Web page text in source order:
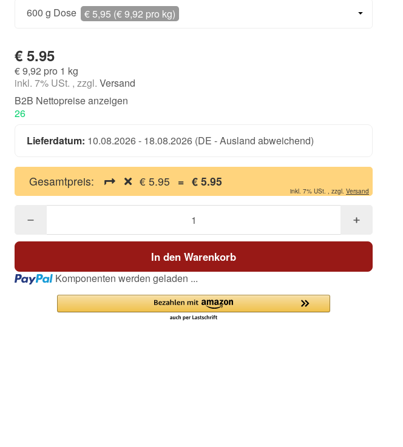
600 g Dose € 5,95 (€ 9,92 pro kg)
€ 5.95
€ 9,92 pro 1 kg
inkl. 7% USt. , zzgl. Versand
B2B Nettopreise anzeigen
26
Lieferdatum: 10.08.2026 - 18.08.2026 (DE - Ausland abweichend)
Gesamtpreis: € 5.95 = € 5.95
inkl. 7% USt. , zzgl. Versand
In den Warenkorb
Loading...Komponenten werden geladen ...